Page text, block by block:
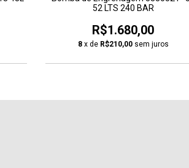
52 LTS 240 BAR
R$1.680,00
8 x de R$210,00 sem juros